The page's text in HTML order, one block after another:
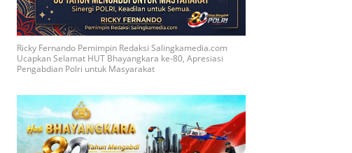
Ricky Fernando Pemimpin Redaksi Salingkamedia.com
Ucapkan Selamat HUT Bhayangkara ke-80, Apresiasi
Pengabdian Polri untuk Masyarakat